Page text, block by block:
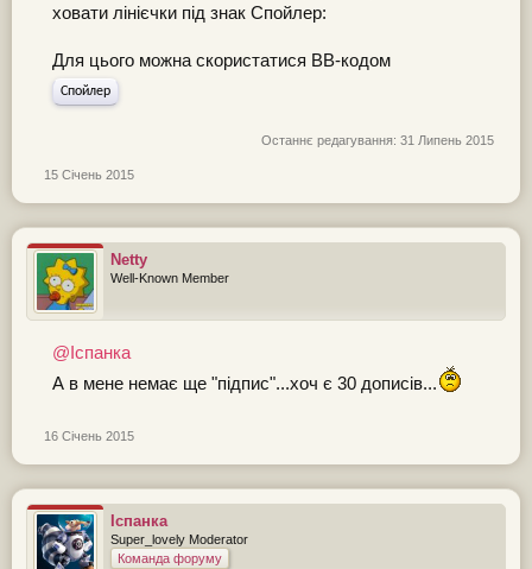
ховати лінієчки під знак Спойлер:
Для цього можна скористатися ВВ-кодом
Спойлер
Останнє редагування: 31 Липень 2015
15 Січень 2015
Netty
Well-Known Member
@Іспанка
А в мене немає ще "підпис"...хоч є 30 дописів...
16 Січень 2015
Іспанка
Super_lovely Moderator
Команда форуму